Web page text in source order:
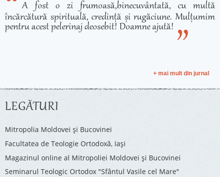
A fost o zi frumoasă,binecuvântată, cu multă
încărcătură spirituală, credință și rugăciune. Mulțumim
pentru acest pelerinaj deosebit! Doamne ajută!
+ mai mult din jurnal
LEGĂTURI
Mitropolia Moldovei și Bucovinei
Facultatea de Teologie Ortodoxă, Iaşi
Magazinul online al Mitropoliei Moldovei și Bucovinei
Seminarul Teologic Ortodox "Sfântul Vasile cel Mare"